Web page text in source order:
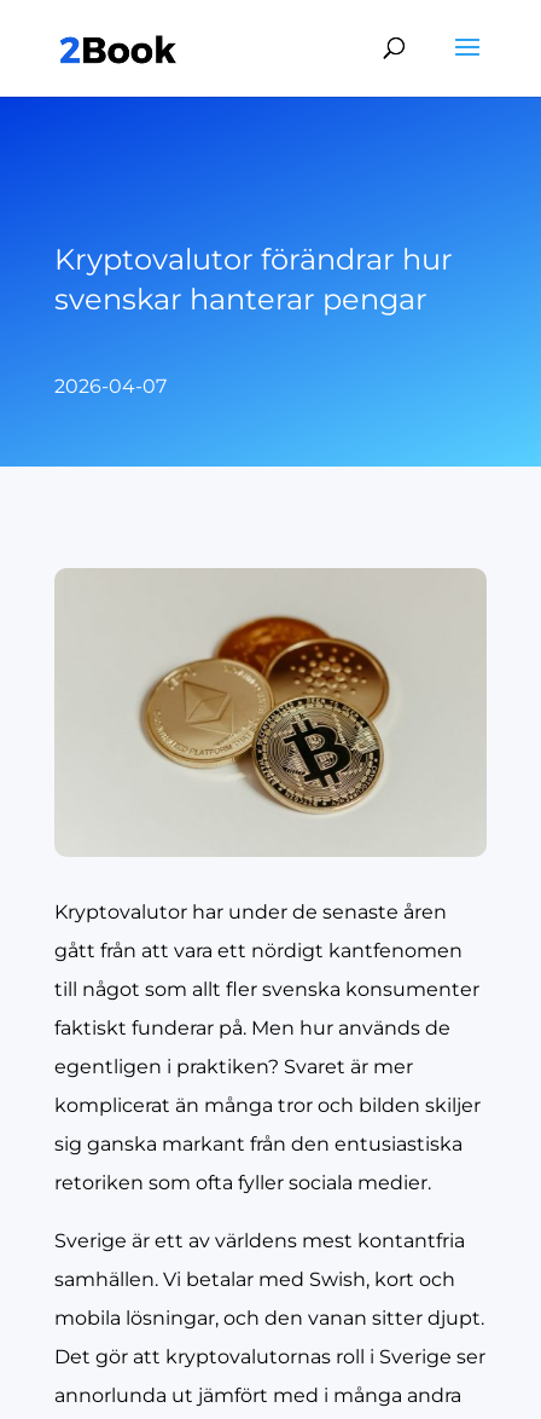
Kryptovalutor förändrar hur
svenskar hanterar pengar
2026-04-07
Kryptovalutor har under de senaste åren
gått från att vara ett nördigt kantfenomen
till något som allt fler svenska konsumenter
faktiskt funderar på. Men hur används de
egentligen i praktiken? Svaret är mer
komplicerat än många tror och bilden skiljer
sig ganska markant från den entusiastiska
retoriken som ofta fyller sociala medier.
Sverige är ett av världens mest kontantfria
samhällen. Vi betalar med Swish, kort och
mobila lösningar, och den vanan sitter djupt.
Det gör att kryptovalutornas roll i Sverige ser
annorlunda ut jämfört med i många andra